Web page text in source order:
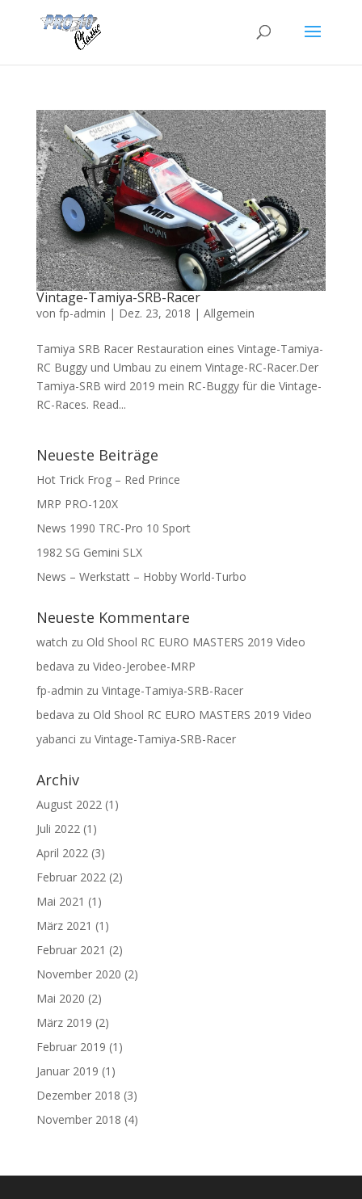
Vintage-Tamiya-SRB-Racer
von fp-admin | Dez. 23, 2018 | Allgemein
Tamiya SRB Racer Restauration eines Vintage-Tamiya-
RC Buggy und Umbau zu einem Vintage-RC-Racer.Der
Tamiya-SRB wird 2019 mein RC-Buggy für die Vintage-
RC-Races. Read...
Neueste Beiträge
Hot Trick Frog – Red Prince
MRP PRO-120X
News 1990 TRC-Pro 10 Sport
1982 SG Gemini SLX
News – Werkstatt – Hobby World-Turbo
Neueste Kommentare
watch zu Old Shool RC EURO MASTERS 2019 Video
bedava zu Video-Jerobee-MRP
fp-admin zu Vintage-Tamiya-SRB-Racer
bedava zu Old Shool RC EURO MASTERS 2019 Video
yabanci zu Vintage-Tamiya-SRB-Racer
Archiv
August 2022(1)
Juli 2022(1)
April 2022(3)
Februar 2022(2)
Mai 2021 (1)
März 2021 (1)
Februar 2021 (2)
November 2020 (2)
Mai 2020 (2)
März 2019 (2)
Februar 2019 (1)
Januar 2019 (1)
Dezember 2018 (3)
November 2018 (4)